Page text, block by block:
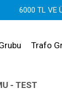
6000 TL VE
Trafo
- TEST